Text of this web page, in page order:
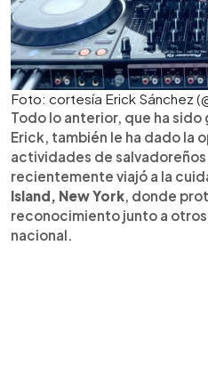
Foto: cortesía Erick Sánchez
Todo lo anterior, que ha sido
Erick, también le ha dado la
actividades de salvadoreños
recientemente viajó a la
Island, New York , donde
reconocimiento junto a
nacional.